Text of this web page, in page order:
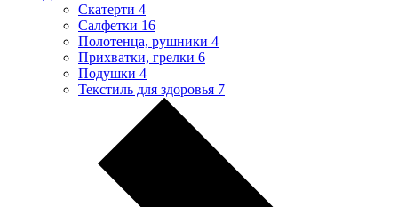
Скатерти 4
Салфетки 16
Полотенца, рушники 4
Прихватки, грелки 6
Подушки 4
Текстиль для здоровья 7